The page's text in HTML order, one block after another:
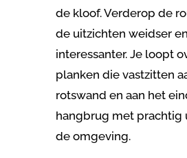
de kloof. Verderop de
de uitzichten weidser
interessanter. Je loopt
planken die vastzitten
rotswand en aan het
hangbrug met prachtig
de omgeving.